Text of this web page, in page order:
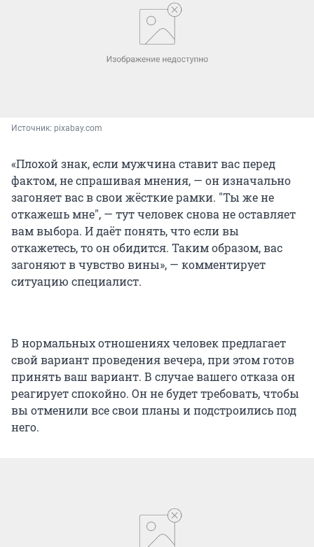
Источник: pixabay.com
«Плохой знак, если мужчина ставит вас перед
фактом, не спрашивая мнения, — он изначально
загоняет вас в свои жёсткие рамки. "Ты же не
откажешь мне", — тут человек снова не оставляет
вам выбора. И даёт понять, что если вы
откажетесь, то он обидится. Таким образом, вас
загоняют в чувство вины», — комментирует
ситуацию специалист.
В нормальных отношениях человек предлагает
свой вариант проведения вечера, при этом готов
принять ваш вариант. В случае вашего отказа он
реагирует спокойно. Он не будет требовать, чтобы
вы отменили все свои планы и подстроились под
него.